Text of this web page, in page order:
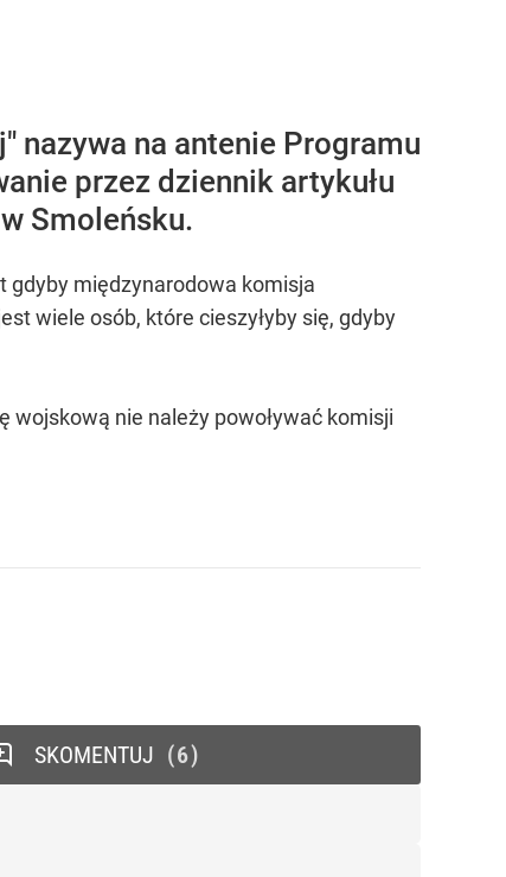
nazywa na antenie Programu
przez dziennik artykułu
Smoleńsku.
gdyby międzynarodowa komisja
wiele osób, które cieszyłyby się, gdyby
nie należy powoływać komisji
SKOMENTUJ 6